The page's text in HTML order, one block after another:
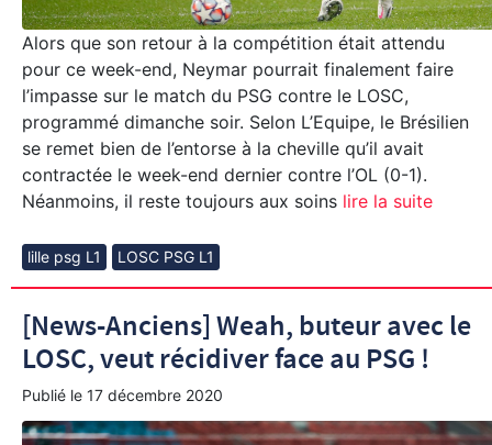
Alors que son retour à la compétition était attendu
pour ce week-end, Neymar pourrait finalement faire
l’impasse sur le match du PSG contre le LOSC,
programmé dimanche soir. Selon L’Equipe, le Brésilien
se remet bien de l’entorse à la cheville qu’il avait
contractée le week-end dernier contre l’OL (0-1).
Néanmoins, il reste toujours aux soins lire la suite
lille psg L1 LOSC PSG L1
[News-Anciens] Weah, buteur avec le
LOSC, veut récidiver face au PSG !
Publié le 17 décembre 2020